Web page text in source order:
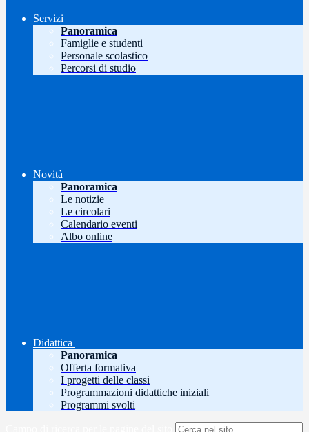
Servizi
Panoramica
Famiglie e studenti
Personale scolastico
Percorsi di studio
Novità
Panoramica
Le notizie
Le circolari
Calendario eventi
Albo online
Didattica
Panoramica
Offerta formativa
I progetti delle classi
Programmazioni didattiche iniziali
Programmi svolti